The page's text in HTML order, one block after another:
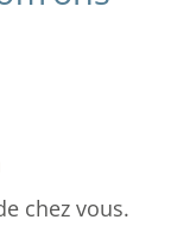
chez vous.